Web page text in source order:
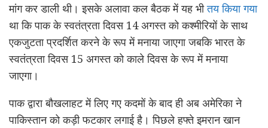
मांग कर डाली थी। इसके अलावा कल बैठक में यह भीतय किया गया
था कि पाक के स्वतंत्रता दिवस 14 अगस्त को कश्मीरियों के साथ
एकजुटता प्रदर्शित करने के रूप में मनाया जाएगा जबकि भारत के
स्वतंत्रता दिवस 15 अगस्त को काले दिवस के रूप में मनाया
जाएगा।
पाक द्वारा बौखलाहट में लिए गए कदमों के बाद ही अब अमेरिका ने
पाकिस्तान को कड़ी फटकार लगाई है। पिछले हफ्ते इमरान खान